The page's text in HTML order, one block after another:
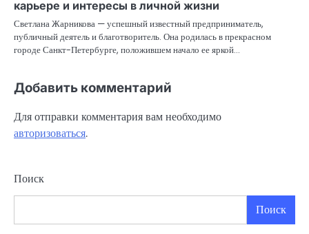
карьере и интересы в личной жизни
Светлана Жарникова — успешный известный предприниматель,
публичный деятель и благотворитель. Она родилась в прекрасном
городе Санкт-Петербурге, положившем начало ее яркой…
Добавить комментарий
Для отправки комментария вам необходимо
авторизоваться.
Поиск
Поиск